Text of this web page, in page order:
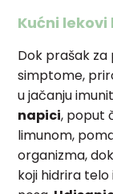
Kućni
Dok prašak
simptome,
u jačanju
napici, poput
limunom,
organizma,
koji hidrira